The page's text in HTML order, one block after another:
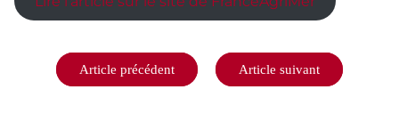
Navigation
Article précédent Article suivant